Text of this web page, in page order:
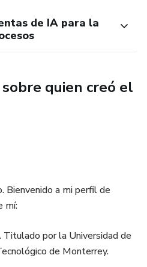
de IA.
ficticio para crear fichas
e identificación de
GPTs personalizados para
de IA para la
quien creó el
Bienvenido a mi perfil de
mí:
Titulado por la Universidad de
de Monterrey.